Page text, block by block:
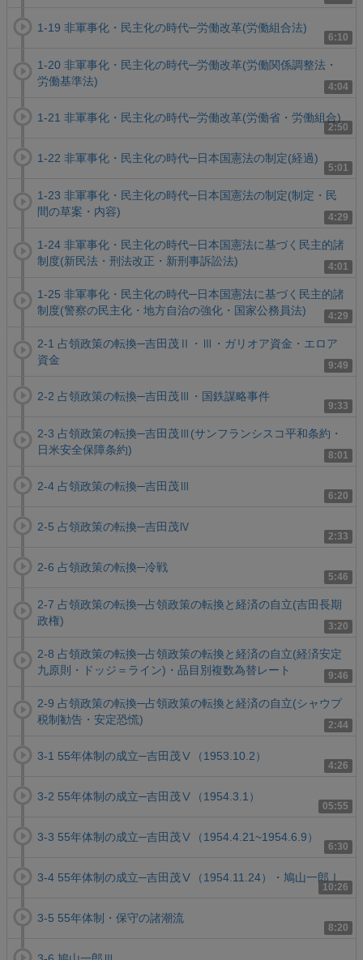
6:10
1-19 非軍事化・民主化の時代─労働改革(労働組合法)
4:04
1-20 非軍事化・民主化の時代─労働改革(労働関係調整法・
労働基準法)
2:50
1-21 非軍事化・民主化の時代─労働改革(労働省・労働組合)
5:01
1-22 非軍事化・民主化の時代─日本国憲法の制定(経過)
4:29
1-23 非軍事化・民主化の時代─日本国憲法の制定(制定・民
間の草案・内容)
4:01
1-24 非軍事化・民主化の時代─日本国憲法に基づく民主的諸
制度(新民法・刑法改正・新刑事訴訟法)
4:29
1-25 非軍事化・民主化の時代─日本国憲法に基づく民主的諸
制度(警察の民主化・地方自治の強化・国家公務員法)
9:49
2-1 占領政策の転換─吉田茂Ⅱ・Ⅲ・ガリオア資金・エロア
資金
9:33
2-2 占領政策の転換─吉田茂Ⅲ・国鉄謀略事件
8:01
2-3 占領政策の転換─吉田茂Ⅲ(サンフランシスコ平和条約・
日米安全保障条約)
6:20
2-4 占領政策の転換─吉田茂Ⅲ
2:33
2-5 占領政策の転換─吉田茂Ⅳ
5:46
2-6 占領政策の転換─冷戦
3:20
2-7 占領政策の転換─占領政策の転換と経済の自立(吉田長期
政権)
9:46
2-8 占領政策の転換─占領政策の転換と経済の自立(経済安定
九原則・ドッジ＝ライン)・品目別複数為替レート
2:44
2-9 占領政策の転換─占領政策の転換と経済の自立(シャウプ
税制勧告・安定恐慌)
4:26
3-1 55年体制の成立─吉田茂Ⅴ（1953.10.2）
05:55
3-2 55年体制の成立─吉田茂Ⅴ（1954.3.1）
6:30
3-3 55年体制の成立─吉田茂Ⅴ（1954.4.21~1954.6.9）
10:26
3-4 55年体制の成立─吉田茂Ⅴ（1954.11.24）・鳩山一郎Ⅰ
8:20
3-5 55年体制・保守の諸潮流